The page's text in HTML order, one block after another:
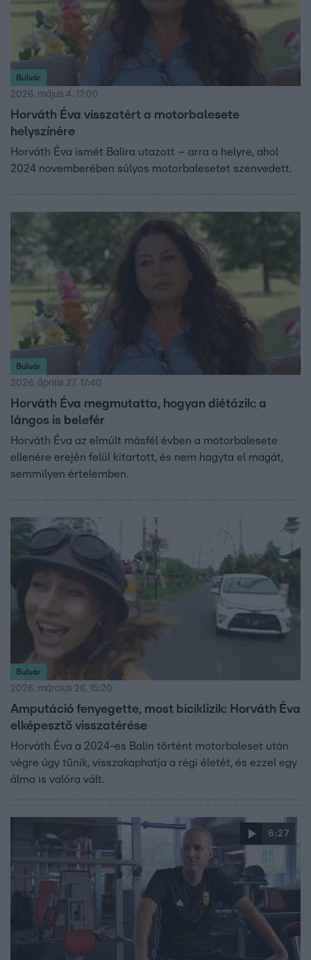
Bulvár
2026. május 4. 17:00
Horváth Éva visszatért a motorbalesete
helyszínére
Horváth Éva ismét Balira utazott – arra a helyre, ahol
2024 novemberében súlyos motorbalesetet szenvedett.
Bulvár
2026. április 27. 17:40
Horváth Éva megmutatta, hogyan diétázik: a
lángos is belefér
Horváth Éva az elmúlt másfél évben a motorbalesete
ellenére erején felül kitartott, és nem hagyta el magát,
semmilyen értelemben.
Bulvár
2026. március 26. 15:20
Amputáció fenyegette, most biciklizik: Horváth Éva
elképesztő visszatérése
Horváth Éva a 2024-es Balin történt motorbaleset után
végre úgy tűnik, visszakaphatja a régi életét, és ezzel egy
álma is valóra vált.
6:27